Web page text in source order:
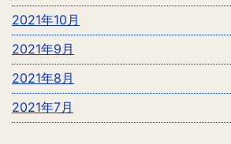
2021年10月
2021年9月
2021年8月
2021年7月